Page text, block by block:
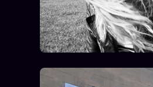
Compte Suspendu2024
Les Limites2025
Le procès Brigitte Macron
Catalogue